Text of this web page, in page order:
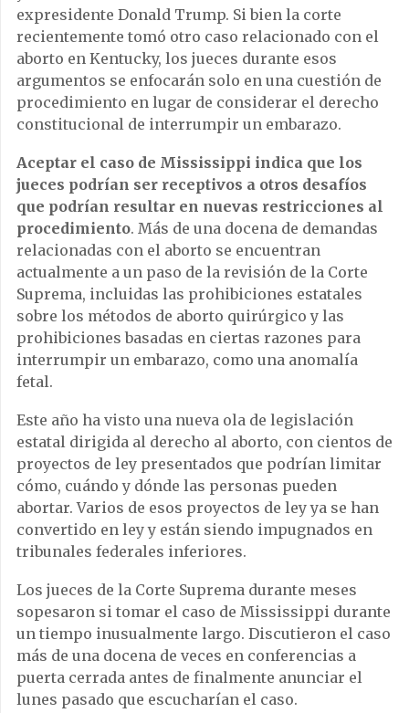
expresidente Donald Trump. Si bien la corte
recientemente tomó otro caso relacionado con el
aborto en Kentucky, los jueces durante esos
argumentos se enfocarán solo en una cuestión de
procedimiento en lugar de considerar el derecho
constitucional de interrumpir un embarazo.
Aceptar el caso de Mississippi indica que los
jueces podrían ser receptivos a otros desafíos
que podrían resultar en nuevas restricciones al
procedimiento. Más de una docena de demandas
relacionadas con el aborto se encuentran
actualmente a un paso de la revisión de la Corte
Suprema, incluidas las prohibiciones estatales
sobre los métodos de aborto quirúrgico y las
prohibiciones basadas en ciertas razones para
interrumpir un embarazo, como una anomalía
fetal.
Este año ha visto una nueva ola de legislación
estatal dirigida al derecho al aborto, con cientos de
proyectos de ley presentados que podrían limitar
cómo, cuándo y dónde las personas pueden
abortar. Varios de esos proyectos de ley ya se han
convertido en ley y están siendo impugnados en
tribunales federales inferiores.
Los jueces de la Corte Suprema durante meses
sopesaron si tomar el caso de Mississippi durante
un tiempo inusualmente largo. Discutieron el caso
más de una docena de veces en conferencias a
puerta cerrada antes de finalmente anunciar el
lunes pasado que escucharían el caso.